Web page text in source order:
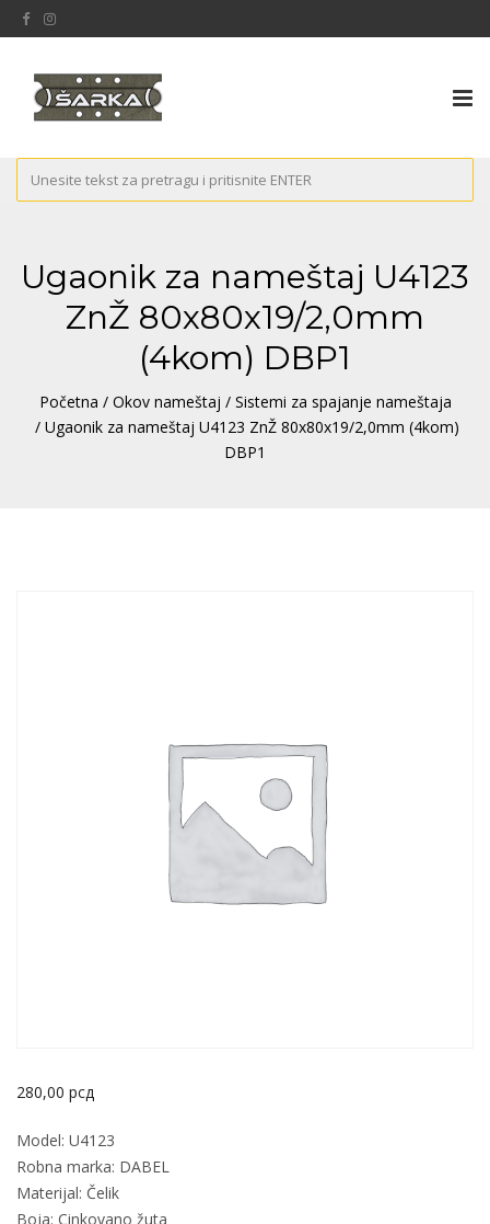
Ugaonik za nameštaj U4123
ZnŽ 80x80x19/2,0mm
(4kom) DBP1
Početna / Okov nameštaj / Sistemi za spajanje nameštaja
/ Ugaonik za nameštaj U4123 ZnŽ 80x80x19/2,0mm (4kom)
DBP1
280,00 рсд
Model: U4123
Robna marka: DABEL
Materijal: Čelik
Boja: Cinkovano žuta